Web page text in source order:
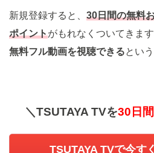
新規登録すると、 30日間の無料
ポイントがもれなくついてきます
無料フル動画を視聴できるとい
＼TSUTAYA TVを30日
TSUTAYA TVで今す